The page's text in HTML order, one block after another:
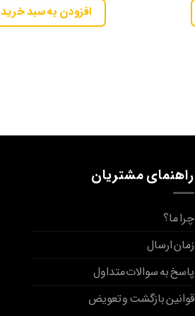
افزودن به سبد خرید
راهنمای مشتریان
چرا ما؟
زمان ارسال
پاسخ به سوالات متداول
قوانین بازگشت و تعویض